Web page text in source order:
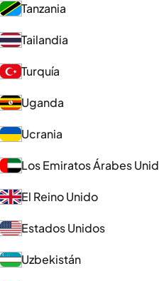
Tanzania
Tailandia
Turquía
Uganda
Ucrania
Los Emiratos Árabes
El Reino Unido
Estados Unidos
Uzbekistán